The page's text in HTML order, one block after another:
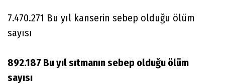
7.470.271 Bu yıl kanserin sebep olduğu ölüm
sayısı
892.187 Bu yıl sıtmanın sebep olduğu ölüm
sayısı